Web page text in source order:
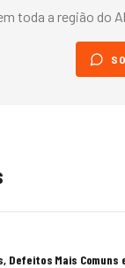
toda a região do
Defeitos Mais Comuns